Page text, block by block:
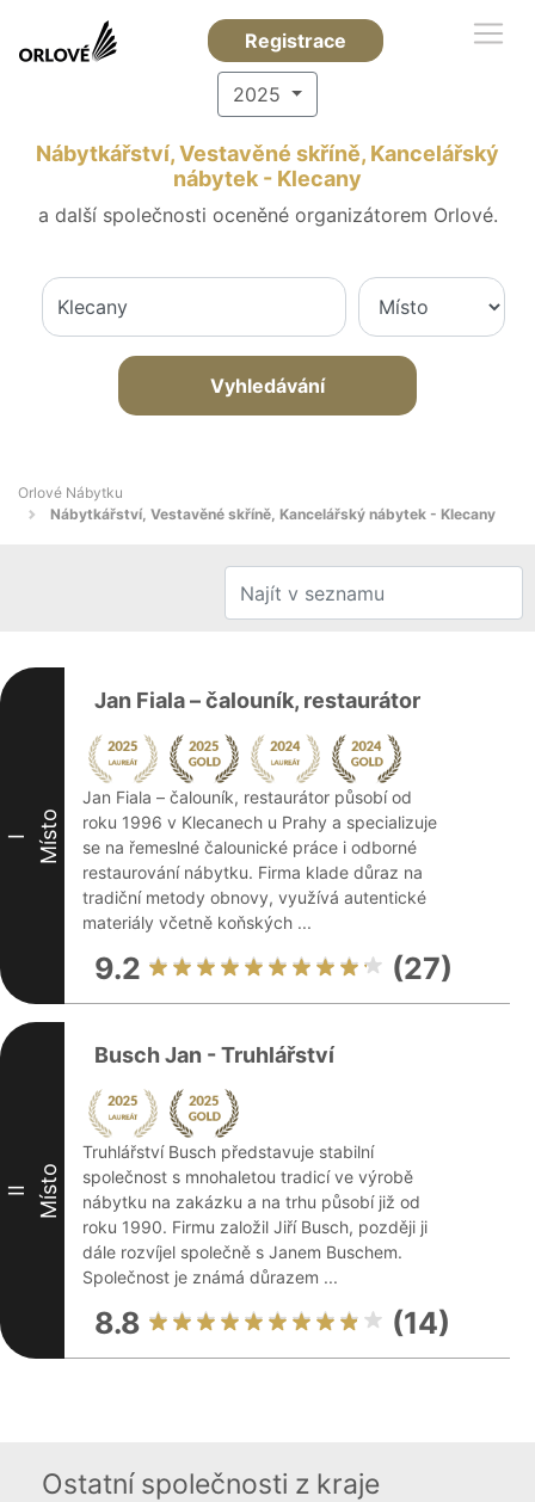
Registrace
2025
Nábytkářství, Vestavěné skříně, Kancelářský
nábytek - Klecany
a další společnosti oceněné organizátorem Orlové.
Vyhledávání
Orlové Nábytku
Nábytkářství, Vestavěné skříně, Kancelářský nábytek - Klecany
I Místo
Jan Fiala – čalouník, restaurátor
Jan Fiala – čalouník, restaurátor působí od
roku 1996 v Klecanech u Prahy a specializuje
se na řemeslné čalounické práce i odborné
restaurování nábytku. Firma klade důraz na
tradiční metody obnovy, využívá autentické
materiály včetně koňských ...
9.2 (27)
II Místo
Busch Jan - Truhlářství
Truhlářství Busch představuje stabilní
společnost s mnohaletou tradicí ve výrobě
nábytku na zakázku a na trhu působí již od
roku 1990. Firmu založil Jiří Busch, později ji
dále rozvíjel společně s Janem Buschem.
Společnost je známá důrazem ...
8.8 (14)
Ostatní společnosti z kraje